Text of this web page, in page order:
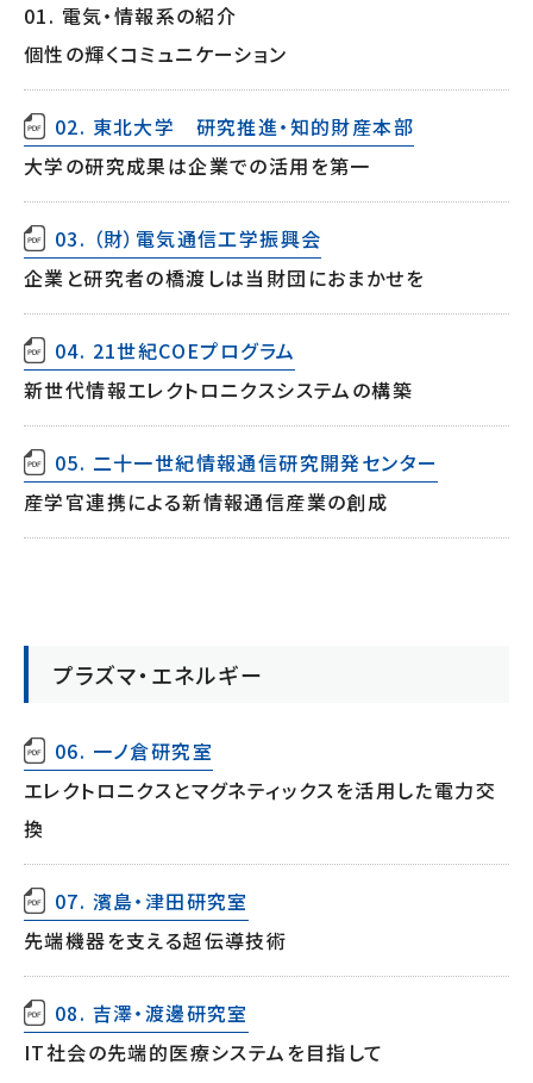
01. 電気・情報系の紹介
個性の輝くコミュニケーション
02. 東北大学 研究推進・知的財産本部
大学の研究成果は企業での活用を第一
03. （財）電気通信工学振興会
企業と研究者の橋渡しは当財団におまかせを
04. 21世紀COEプログラム
新世代情報エレクトロニクスシステムの構築
05. 二十一世紀情報通信研究開発センター
産学官連携による新情報通信産業の創成
プラズマ・エネルギー
06. 一ノ倉研究室
エレクトロニクスとマグネティックスを活用した電力交
換
07. 濱島・津田研究室
先端機器を支える超伝導技術
08. 吉澤・渡邊研究室
IT社会の先端的医療システムを目指して